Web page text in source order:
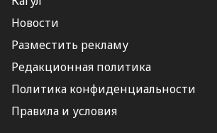
Новости
Разместить рекламу
Редакционная политика
Политика конфиденциальности
Правила и условия